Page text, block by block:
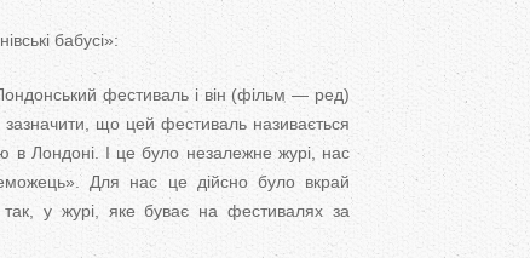
бабусі»:
фестиваль і він (фільм — ред)
що цей фестиваль називається
Лондоні. І це було незалежне журі, нас
Для нас це дійсно було вкрай
так, у журі, яке буває на фестивалях за